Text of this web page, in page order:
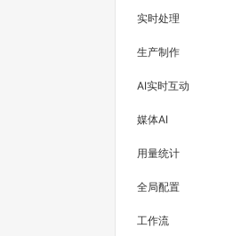
实时处理
生产制作
AI实时互动
媒体AI
用量统计
全局配置
工作流